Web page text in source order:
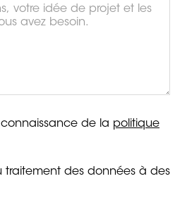
de la politique
traitement des données à des